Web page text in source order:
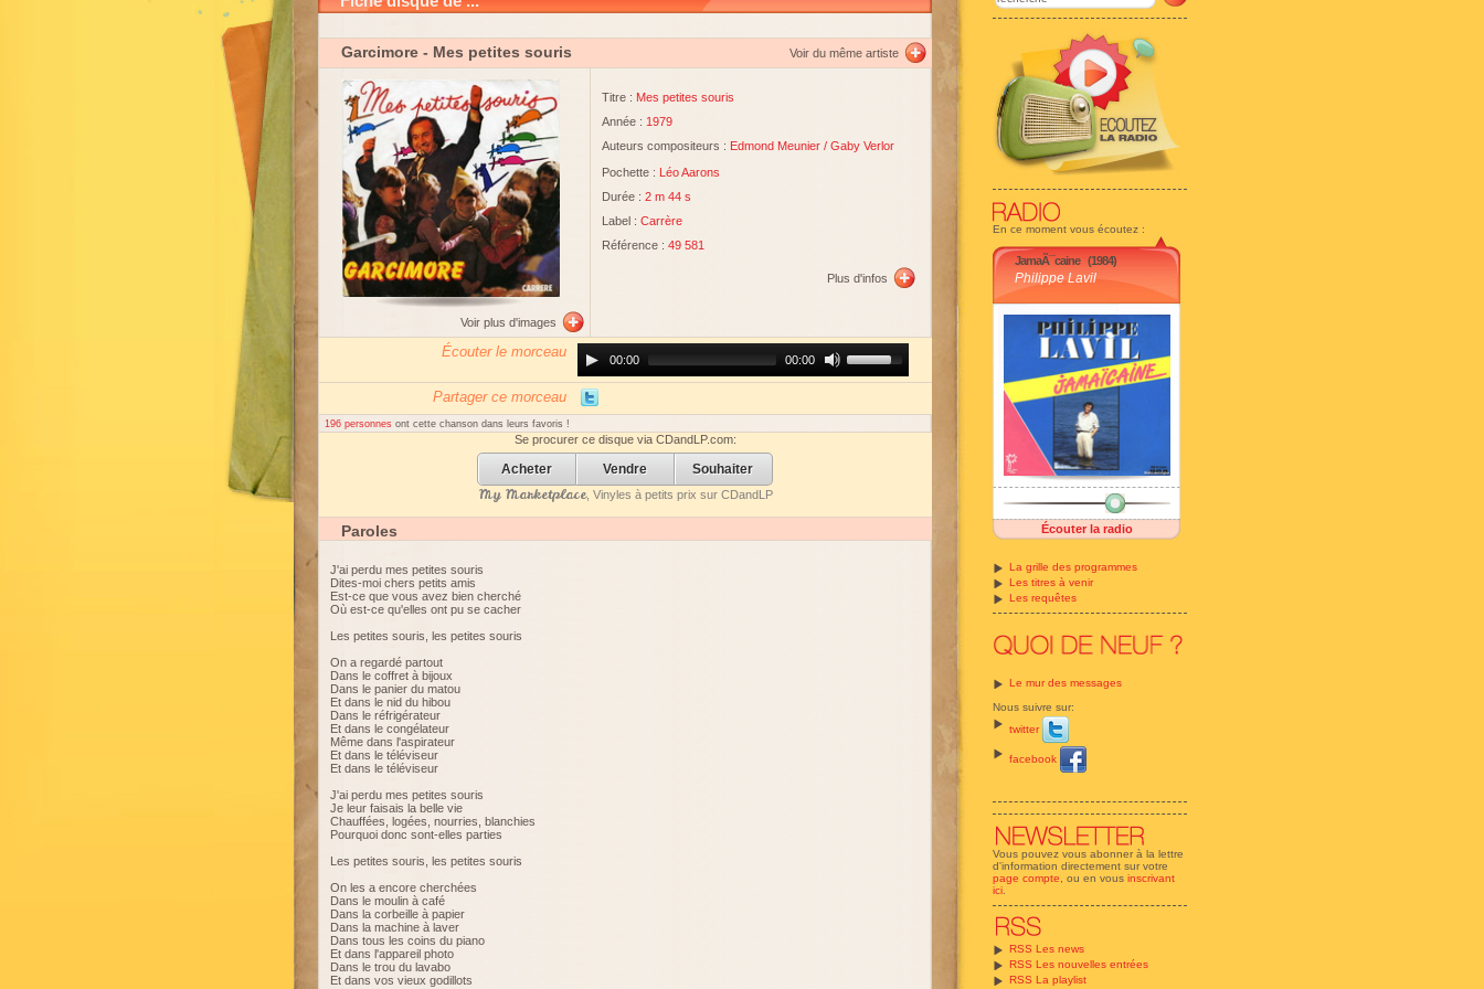
En ce moment vous écoutez :
JamaÃ¯caine (1984)
Philippe Lavil
Écouter la radio
La grille des programmes
Les titres à venir
Les requêtes
Le mur des messages
Nous suivre sur:
twitter
facebook
Vous pouvez vous abonner à la lettre
d'information directement sur votre
page compte , ou en vous inscrivant
ici
RSS Les news
RSS Les nouvelles entrées
RSS La playlist
Garcimore - Mes petites souris Voir du même artiste
Voir plus d'images
Titre : Mes petites souris
Année : 1979
Auteurs compositeurs : Edmond Meunier / Gaby Verlor
Pochette : Léo Aarons
Durée : 2 m 44 s
Label : Carrère
Référence : 49 581
Plus d'infos
Écouter le morceau
Player00:00 00:00
Up/Down
Arrow
increase
or
Partager ce morceau
196 personnes ont cette chanson dans leurs favoris !
Se procurer ce disque via CDandLP.com:
Acheter Vendre Souhaiter
My Marketplace, Vinyles à petits prix sur CDandLP
Paroles
J'ai perdu mes petites souris
Dites-moi chers petits amis
Est-ce que vous avez bien cherché
Où est-ce qu'elles ont pu se cacher
Les petites souris, les petites souris
On a regardé partout
Dans le coffret à bijoux
Dans le panier du matou
Et dans le nid du hibou
Dans le réfrigérateur
Et dans le congélateur
Même dans l'aspirateur
Et dans le téléviseur
Et dans le téléviseur
J'ai perdu mes petites souris
Je leur faisais la belle vie
Chauffées, logées, nourries, blanchies
Pourquoi donc sont-elles parties
Les petites souris, les petites souris
On les a encore cherchées
Dans le moulin à café
Dans la corbeille à papier
Dans la machine à laver
Dans tous les coins du piano
Et dans l'appareil photo
Dans le trou du lavabo
Et dans vos vieux godillots